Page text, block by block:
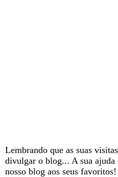
Lembrando que as suas
divulgar o blog... A sua ajuda
nosso blog aos seus favoritos!